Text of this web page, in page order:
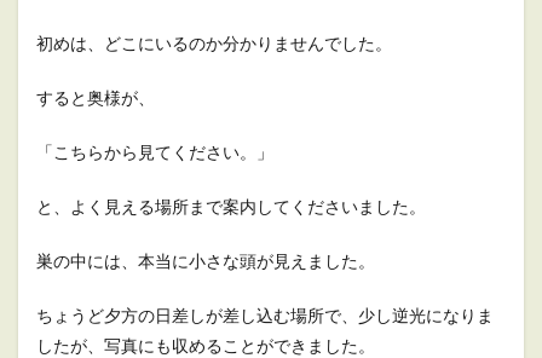
初めは、どこにいるのか分かりませんでした。
すると奥様が、
「こちらから見てください。」
と、よく見える場所まで案内してくださいました。
巣の中には、本当に小さな頭が見えました。
ちょうど夕方の日差しが差し込む場所で、少し逆光になりま
したが、写真にも収めることができました。